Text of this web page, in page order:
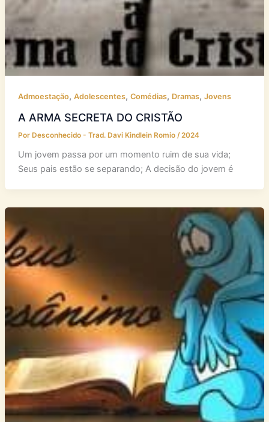
Admoestação, Adolescentes, Comédias, Dramas, Jovens
A ARMA SECRETA DO CRISTÃO
Por Desconhecido - Trad. Davi Kindlein Romio /2024
Um jovem passa por um momento ruim de sua vida;
Seus pais estão se separando; A decisão do jovem é